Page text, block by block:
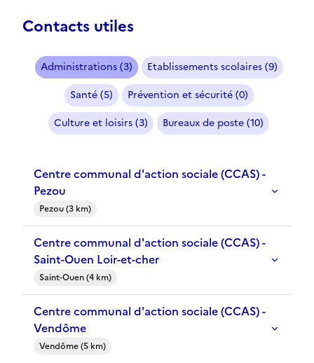
Contacts utiles
Administrations (3)
Etablissements scolaires (9)
Santé (5)
Prévention et sécurité (0)
Culture et loisirs (3)
Bureaux de poste (10)
Centre communal d'action sociale (CCAS) -
Pezou
Pezou (3 km)
Centre communal d'action sociale (CCAS) -
Saint-Ouen Loir-et-cher
Saint-Ouen (4 km)
Centre communal d'action sociale (CCAS) -
Vendôme
Vendôme (5 km)